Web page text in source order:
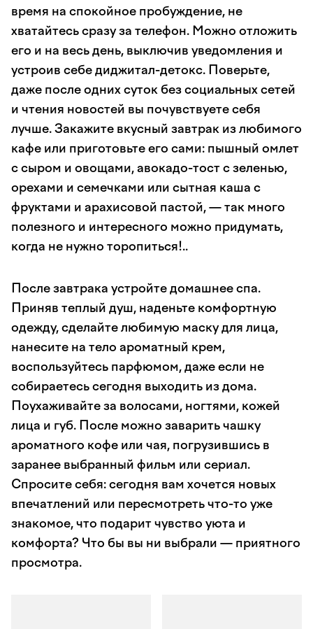
время на спокойное пробуждение, не
хватайтесь сразу за телефон. Можно отложить
его и на весь день, выключив уведомления и
устроив себе диджитал-детокс. Поверьте,
даже после одних суток без социальных сетей
и чтения новостей вы почувствуете себя
лучше. Закажите вкусный завтрак из любимого
кафе или приготовьте его сами: пышный омлет
с сыром и овощами, авокадо-тост с зеленью,
орехами и семечками или сытная каша с
фруктами и арахисовой пастой, — так много
полезного и интересного можно придумать,
когда не нужно торопиться!..
После завтрака устройте домашнее спа.
Приняв теплый душ, наденьте комфортную
одежду, сделайте любимую маску для лица,
нанесите на тело ароматный крем,
воспользуйтесь парфюмом, даже если не
собираетесь сегодня выходить из дома.
Поухаживайте за волосами, ногтями, кожей
лица и губ. После можно заварить чашку
ароматного кофе или чая, погрузившись в
заранее выбранный фильм или сериал.
Спросите себя: сегодня вам хочется новых
впечатлений или пересмотреть что-то уже
знакомое, что подарит чувство уюта и
комфорта? Что бы вы ни выбрали — приятного
просмотра.